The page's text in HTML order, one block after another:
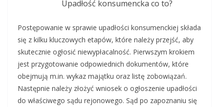
Upadłość konsumencka co to?
Postępowanie w sprawie upadłości konsumenckiej składa
się z kilku kluczowych etapów, które należy przejść, aby
skutecznie ogłosić niewypłacalność. Pierwszym krokiem
jest przygotowanie odpowiednich dokumentów, które
obejmują m.in. wykaz majątku oraz listę zobowiązań.
Następnie należy złożyć wniosek o ogłoszenie upadłości
do właściwego sądu rejonowego. Sąd po zapoznaniu się